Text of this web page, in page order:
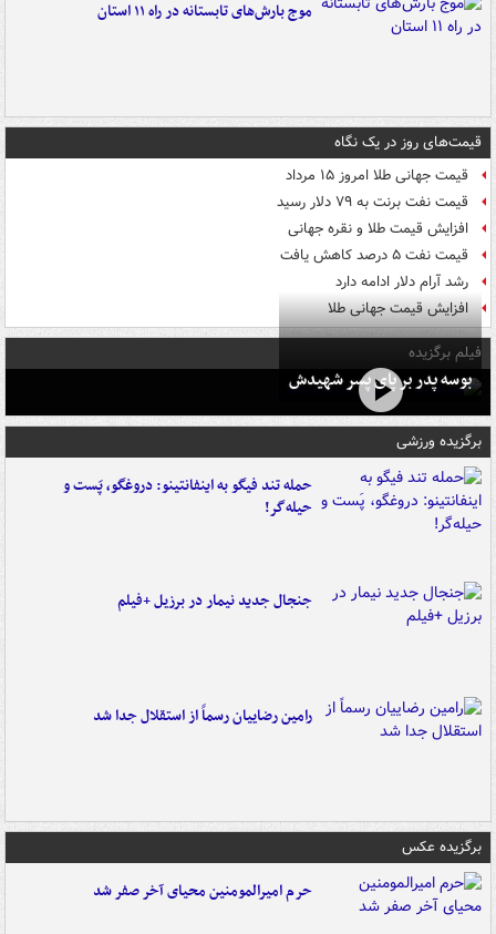
موج بارش‌های تابستانه در راه ۱۱ استان
قیمت‌های روز در یک نگاه
قیمت جهانی طلا امروز ۱۵ مرداد
قیمت نفت برنت به ۷۹ دلار رسید
افزایش قیمت طلا و نقره جهانی
قیمت نفت ۵ درصد کاهش یافت
رشد آرام دلار ادامه دارد
افزایش قیمت جهانی طلا
فیلم برگزیده
بوسه‌ پدر بر پای پسر شهیدش
برگزیده ورزشی
حمله تند فیگو به اینفانتینو: دروغگو، پَست‌ و
حیله‌گر!
جنجال جدید نیمار در برزیل +فیلم
رامین رضاییان رسماً از استقلال جدا شد
برگزیده عکس
حرم امیرالمومنین محیای آخر صفر شد